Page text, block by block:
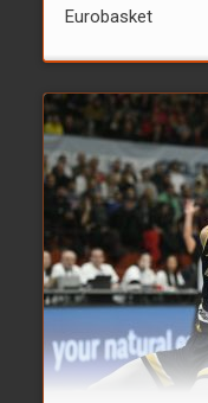
Eurobasket